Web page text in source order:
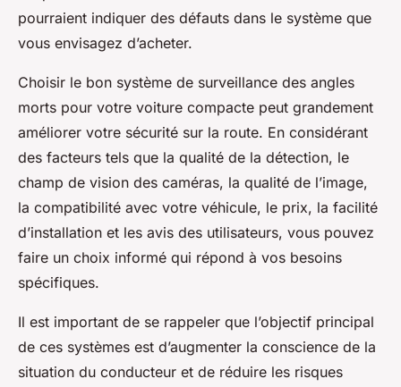
pourraient indiquer des défauts dans le système que
vous envisagez d’acheter.
Choisir le bon système de surveillance des angles
morts pour votre voiture compacte peut grandement
améliorer votre sécurité sur la route. En considérant
des facteurs tels que la qualité de la détection, le
champ de vision des caméras, la qualité de l’image,
la compatibilité avec votre véhicule, le prix, la facilité
d’installation et les avis des utilisateurs, vous pouvez
faire un choix informé qui répond à vos besoins
spécifiques.
Il est important de se rappeler que l’objectif principal
de ces systèmes est d’augmenter la conscience de la
situation du conducteur et de réduire les risques